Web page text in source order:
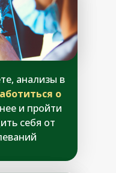
анализы в
о
и пройти
себя от